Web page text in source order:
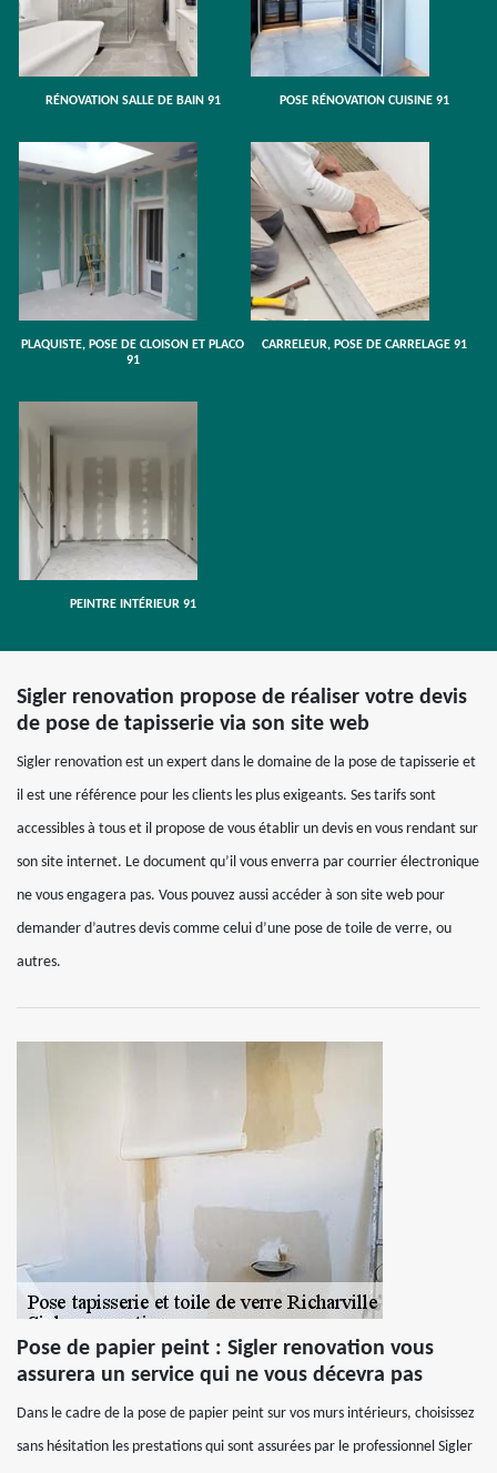
RÉNOVATION SALLE DE BAIN 91 POSE RÉNOVATION CUISINE 91
PLAQUISTE, POSE DE CLOISON ET PLACO
91
CARRELEUR, POSE DE CARRELAGE 91
PEINTRE INTÉRIEUR 91
Sigler renovation propose de réaliser votre devis
de pose de tapisserie via son site web
Sigler renovation est un expert dans le domaine de la pose de tapisserie et
il est une référence pour les clients les plus exigeants. Ses tarifs sont
accessibles à tous et il propose de vous établir un devis en vous rendant sur
son site internet. Le document qu’il vous enverra par courrier électronique
ne vous engagera pas. Vous pouvez aussi accéder à son site web pour
demander d’autres devis comme celui d’une pose de toile de verre, ou
autres.
Pose de papier peint : Sigler renovation vous
assurera un service qui ne vous décevra pas
Dans le cadre de la pose de papier peint sur vos murs intérieurs, choisissez
sans hésitation les prestations qui sont assurées par le professionnel Sigler